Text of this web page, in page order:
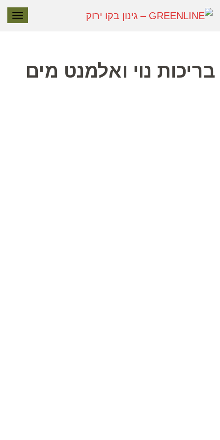
בריכות נוי ואלמנט מים